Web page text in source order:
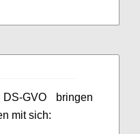
GVO bringen
mit sich: